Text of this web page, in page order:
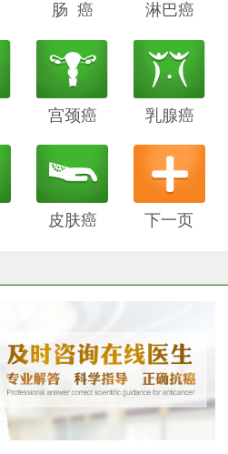
下一页
子宫内膜
癌
肠 癌 膀胱癌
淋巴癌
骨癌
宫颈癌 喉癌
乳腺癌
白血病皮肤癌